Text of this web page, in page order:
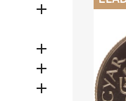



